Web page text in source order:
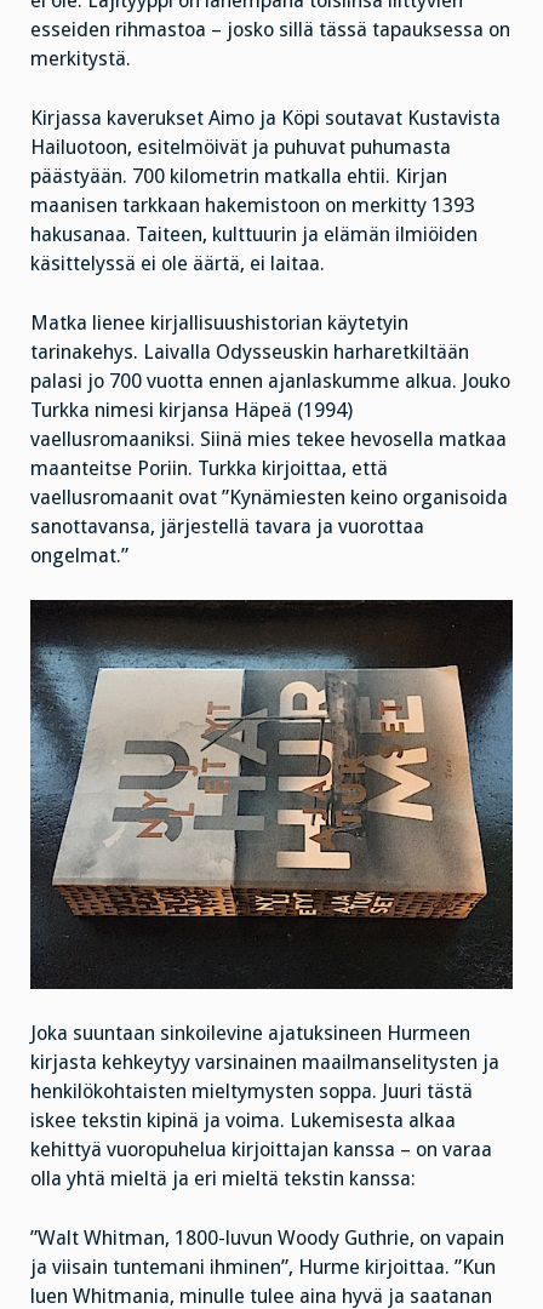
esseiden rihmastoa – josko sillä tässä tapauksessa on
merkitystä.
Kirjassa kaverukset Aimo ja Köpi soutavat Kustavista
Hailuotoon, esitelmöivät ja puhuvat puhumasta
päästyään. 700 kilometrin matkalla ehtii. Kirjan
maanisen tarkkaan hakemistoon on merkitty 1393
hakusanaa. Taiteen, kulttuurin ja elämän ilmiöiden
käsittelyssä ei ole äärtä, ei laitaa.
Matka lienee kirjallisuushistorian käytetyin
tarinakehys. Laivalla Odysseuskin harharetkiltään
palasi jo 700 vuotta ennen ajanlaskumme alkua. Jouko
Turkka nimesi kirjansa Häpeä (1994)
vaellusromaaniksi. Siinä mies tekee hevosella matkaa
maanteitse Poriin. Turkka kirjoittaa, että
vaellusromaanit ovat ”Kynämiesten keino organisoida
sanottavansa, järjestellä tavara ja vuorottaa
ongelmat.”
Joka suuntaan sinkoilevine ajatuksineen Hurmeen
kirjasta kehkeytyy varsinainen maailmanselitysten ja
henkilökohtaisten mieltymysten soppa. Juuri tästä
iskee tekstin kipinä ja voima. Lukemisesta alkaa
kehittyä vuoropuhelua kirjoittajan kanssa – on varaa
olla yhtä mieltä ja eri mieltä tekstin kanssa:
”Walt Whitman, 1800-luvun Woody Guthrie, on vapain
ja viisain tuntemani ihminen”, Hurme kirjoittaa. ”Kun
luen Whitmania, minulle tulee aina hyvä ja saatanan